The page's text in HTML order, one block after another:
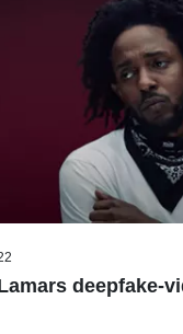
deepfake-